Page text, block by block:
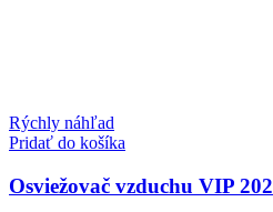
Rýchly náhľad
Pridať do košíka
Osviežovač vzduchu VIP 202